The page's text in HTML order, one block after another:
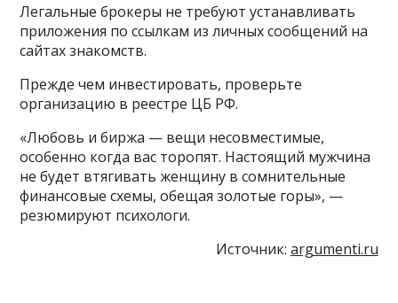
Легальные брокеры не требуют устанавливать
приложения по ссылкам из личных сообщений на
сайтах знакомств.
Прежде чем инвестировать, проверьте
организацию в реестре ЦБ РФ.
«Любовь и биржа — вещи несовместимые,
особенно когда вас торопят. Настоящий мужчина
не будет втягивать женщину в сомнительные
финансовые схемы, обещая золотые горы», —
резюмируют психологи.
Источник: argumenti.ru